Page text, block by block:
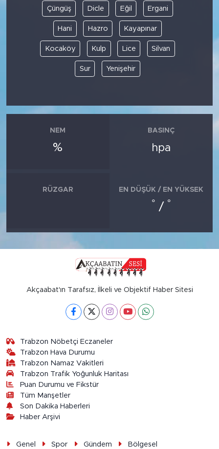
Çüngüş Dicle Eğil Ergani
Hani Hazro Kayapınar
Kocaköy Kulp Lice Silvan
Sur Yenişehir
NEM
%
BASINÇ
hpa
RÜZGAR EN DÜŞÜK / EN YÜKSEK
° / °
Akçaabat'ın Tarafsız, İlkeli ve Objektif Haber Sitesi
Trabzon Nöbetçi Eczaneler
Trabzon Hava Durumu
Trabzon Namaz Vakitleri
Trabzon Trafik Yoğunluk Haritası
Puan Durumu ve Fikstür
Tüm Manşetler
Son Dakika Haberleri
Haber Arşivi
Genel Spor Gündem Bölgesel
Ulusal Son Dakika Haberleri